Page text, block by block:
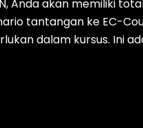
Anda akan memiliki
tantangan ke EC-
dalam kursus. Ini